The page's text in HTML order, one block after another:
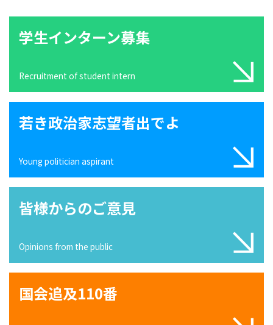
学生インターン募集
Recruitment of student intern
若き政治家志望者出でよ
Young politician aspirant
皆様からのご意見
Opinions from the public
国会追及110番